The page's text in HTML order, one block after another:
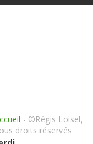
- ©Régis Loisel,
droits réservés